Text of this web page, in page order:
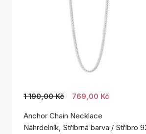
1 190,00 Kč 769,00 Kč
Anchor Chain Necklace
Náhrdelník, Stříbrná barva / Stříbro